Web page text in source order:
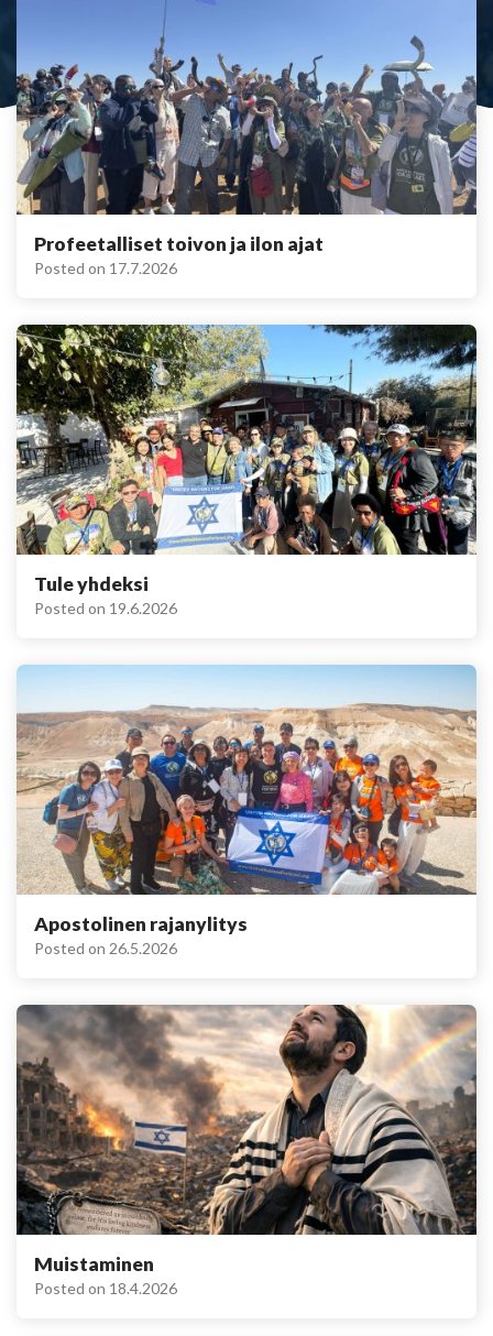
Profeetalliset toivon ja ilon ajat
Posted on 17.7.2026
Tule yhdeksi
Posted on 19.6.2026
Apostolinen rajanylitys
Posted on 26.5.2026
Muistaminen
Posted on 18.4.2026